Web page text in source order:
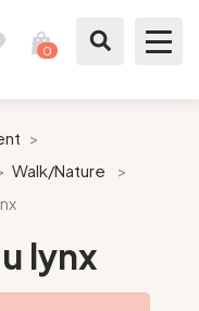
0
>
Walk/Nature
>
lynx